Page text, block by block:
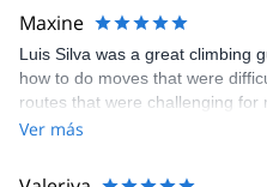
kindly offered train station pick-
appreciated very much. The
fun but also the right amount of
enjoyed. The communication
prompt and clear—highly
Maxine
Luis Silva was a great climbing
how to do moves that were
routes that were challenging for
encouragement, I managed to
area. The weather was perfect,
Ver más